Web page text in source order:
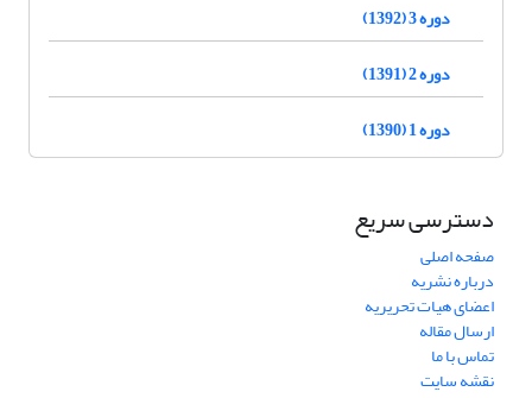
دوره 3 (1392)
دوره 2 (1391)
دوره 1 (1390)
دسترسی سریع
صفحه اصلی
درباره نشریه
اعضای هیات تحریریه
ارسال مقاله
تماس با ما
نقشه سایت